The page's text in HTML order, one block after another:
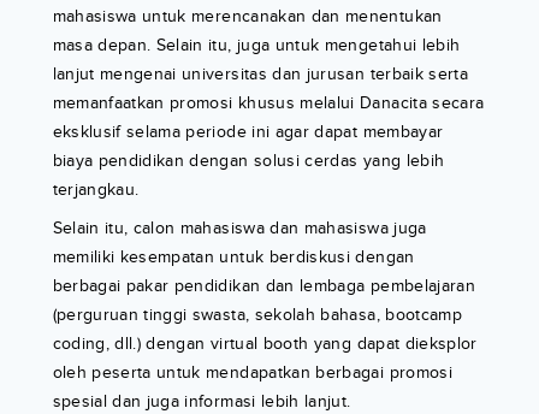
mahasiswa untuk merencanakan dan menentukan
masa depan. Selain itu, juga untuk mengetahui lebih
lanjut mengenai universitas dan jurusan terbaik serta
memanfaatkan promosi khusus melalui Danacita secara
eksklusif selama periode ini agar dapat membayar
biaya pendidikan dengan solusi cerdas yang lebih
terjangkau.
Selain itu, calon mahasiswa dan mahasiswa juga
memiliki kesempatan untuk berdiskusi dengan
berbagai pakar pendidikan dan lembaga pembelajaran
(perguruan tinggi swasta, sekolah bahasa, bootcamp
coding, dll.) dengan virtual booth yang dapat dieksplor
oleh peserta untuk mendapatkan berbagai promosi
spesial dan juga informasi lebih lanjut.